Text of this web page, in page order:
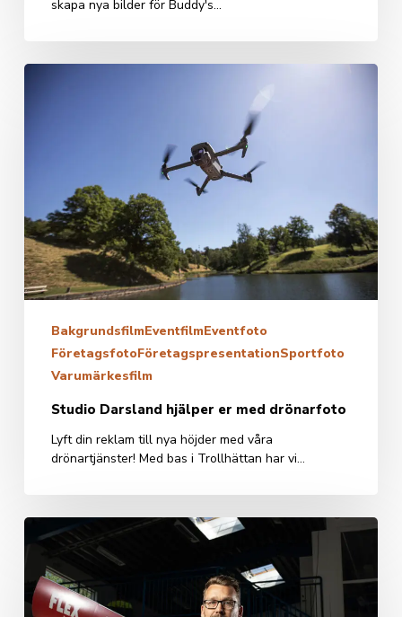
skapa nya bilder för Buddy's…
Studio
drönarfoto
BakgrundsfilmEventfilmEventfoto
FöretagsfotoFöretagspresentationSportfoto
Varumärkesfilm
Studio Darsland hjälper er med drönarfoto
Lyft din reklam till nya höjder med våra
drönartjänster! Med bas i Trollhättan har vi…
Porträttfoto
–
TIAB